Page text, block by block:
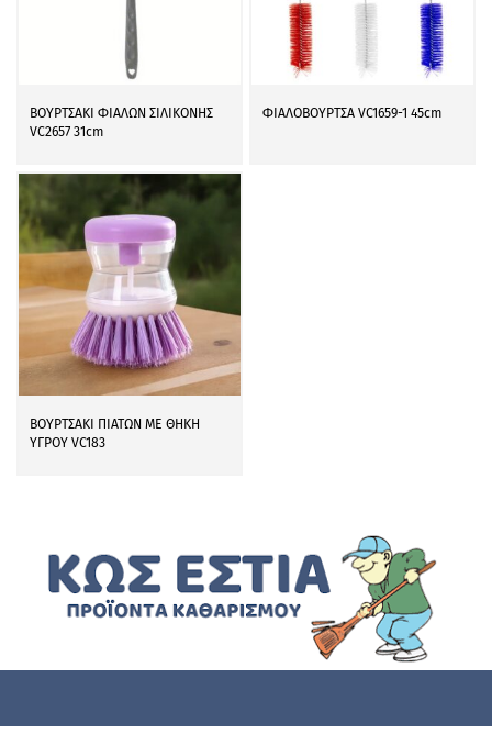
ΒΟΥΡΤΣΑΚΙ ΦΙΑΛΩΝ ΣΙΛΙΚΟΝΗΣ
VC2657 31cm
ΦΙΑΛΟΒΟΥΡΤΣΑ VC1659-1 45cm
ΒΟΥΡΤΣΑΚΙ ΠΙΑΤΩΝ ΜΕ ΘΗΚΗ
ΥΓΡΟΥ VC183